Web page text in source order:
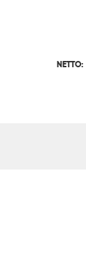
NETTO: